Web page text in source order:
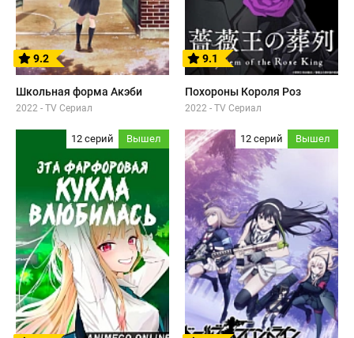
9.2
Школьная форма Акэби
2022 - TV Сериал
9.1
Похороны Короля Роз
2022 - TV Сериал
12 серий Вышел 12 серий Вышел